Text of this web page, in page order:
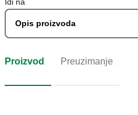
Idi na
Opis proizvoda
Proizvod Preuzimanje